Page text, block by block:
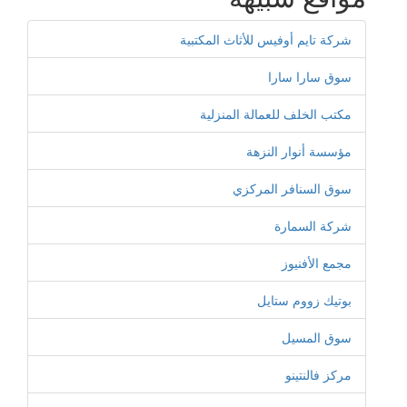
شركة تايم أوفيس للأثاث المكتبية
سوق سارا سارا
مكتب الخلف للعمالة المنزلية
مؤسسة أنوار النزهة
سوق السنافر المركزي
شركة السمارة
مجمع الأفنيوز
بوتيك زووم ستايل
سوق المسيل
مركز فالنتينو